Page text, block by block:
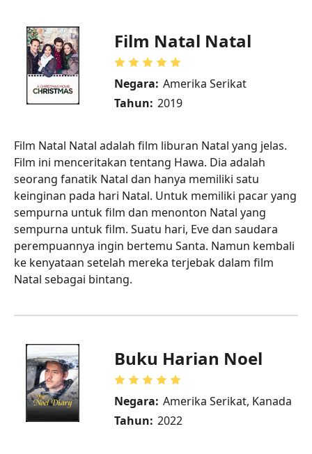
Film Natal Natal
Negara: Amerika Serikat
Tahun: 2019
Film Natal Natal adalah film liburan Natal yang jelas.
Film ini menceritakan tentang Hawa. Dia adalah
seorang fanatik Natal dan hanya memiliki satu
keinginan pada hari Natal. Untuk memiliki pacar yang
sempurna untuk film dan menonton Natal yang
sempurna untuk film. Suatu hari, Eve dan saudara
perempuannya ingin bertemu Santa. Namun kembali
ke kenyataan setelah mereka terjebak dalam film
Natal sebagai bintang.
Buku Harian Noel
Negara: Amerika Serikat, Kanada
Tahun: 2022